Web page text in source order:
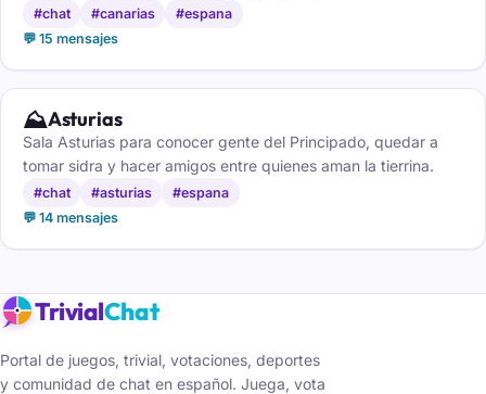
gratis y sin registro.
#chat #canarias
#espana
💬 15 mensajes
⛰️Asturias
Sala Asturias para conocer gente del Principado, quedar a
tomar sidra y hacer amigos entre quienes aman la tierrina.
#chat #asturias
#espana
💬 14 mensajes
TrivialChat
Portal de juegos, trivial, votaciones, deportes
y comunidad de chat en español. Juega, vota